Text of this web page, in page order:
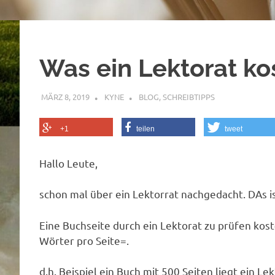
Was ein Lektorat
MÄRZ 8, 2019 KYNE BLOG,SCHREIBTIPPS
+1 teilen tweet
Hallo Leute,
schon mal über ein Lektorrat nachgedacht. DAs
Eine Buchseite durch ein Lektorat zu prüfen
Wörter pro Seite=.
d.h. Beispiel ein Buch mit 500 Seiten liegt ein